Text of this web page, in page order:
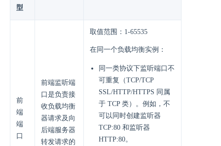
型
前
端
端
口
前端监听端
口是负责接
收负载均衡
器请求及向
后端服务器
转发请求的
取值范围：1-65535
在同一个负载均衡实例：
同一类协议下监听端口不
可重复（TCP/TCP
SSL/HTTP/HTTPS 同属
于 TCP 类）。例如，不
可以同时创建监听器
TCP:80 和监听器
HTTP:80。